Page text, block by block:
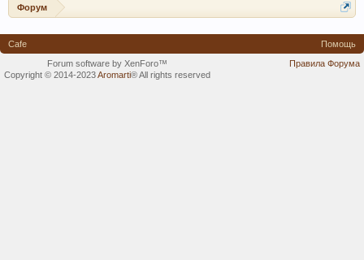
Форум
Cafe
Помощь
Правила Форума
Forum software by XenForo™
Copyright © 2014-2023Aromarti®All rights reserved